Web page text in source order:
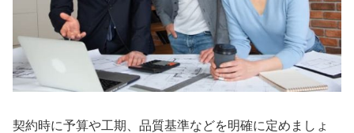
契約時に予算や工期、品質基準などを明確に定めましょ